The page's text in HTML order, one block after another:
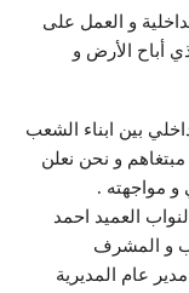
و العمل على
أباح الأرض و
بين ابناء الشعب
مبتغاهم و نحن نعلن
و مواجهته .
العميد احمد
و المشرف
عام المديرية